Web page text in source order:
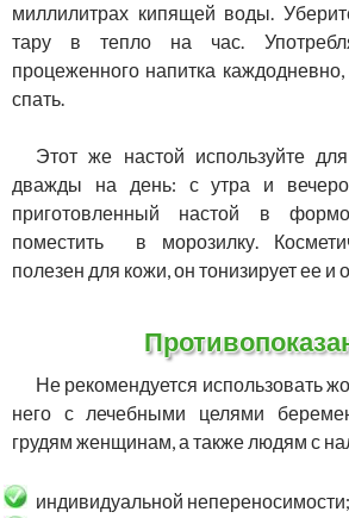
миллилитрах кипящей воды.
тару в тепло на час.
процеженного напитка
спать.
Этот же настой используйте
дважды на день: с утра и
приготовленный настой в
поместить в морозилку.
полезен для кожи, он тонизирует ее и
Не рекомендуется использовать
него с лечебными целями
грудям женщинам, а также людям с
индивидуальной непереносимости;